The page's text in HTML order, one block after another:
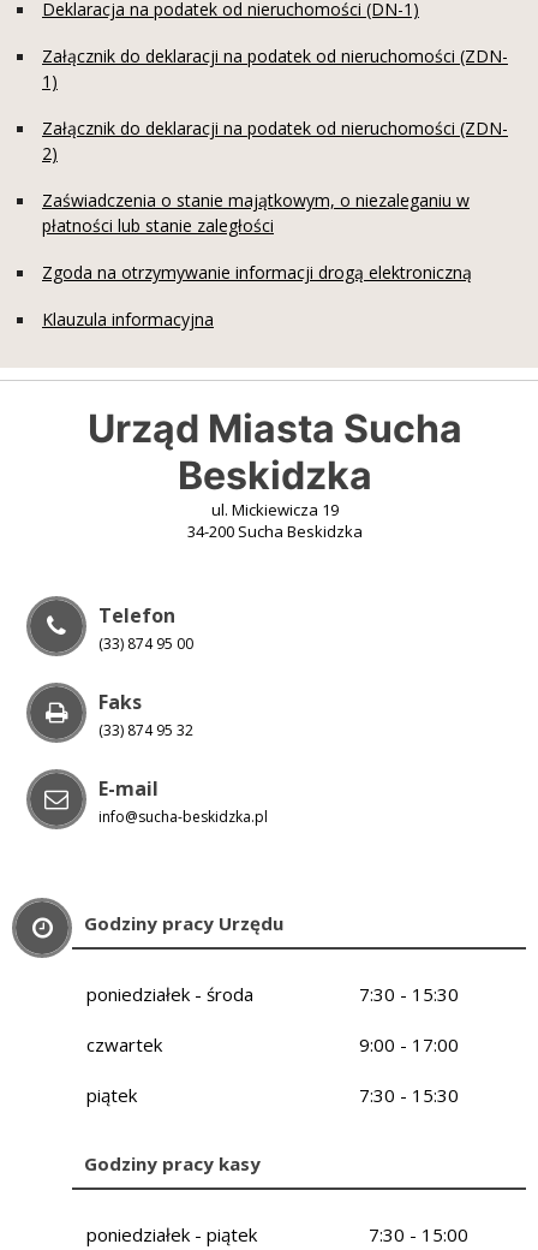
Deklaracja na podatek od nieruchomości (DN-1)
Załącznik do deklaracji na podatek od nieruchomości (ZDN-
1)
Załącznik do deklaracji na podatek od nieruchomości (ZDN-
2)
Zaświadczenia o stanie majątkowym, o niezaleganiu w
płatności lub stanie zaległości
Zgoda na otrzymywanie informacji drogą elektroniczną
Klauzula informacyjna
Urząd Miasta Sucha
Beskidzka
ul. Mickiewicza 19
34-200 Sucha Beskidzka
Telefon
(33) 874 95 00
Faks
(33) 874 95 32
E-mail
info@sucha-beskidzka.pl
Godziny pracy Urzędu
poniedziałek - środa 7:30 - 15:30
czwartek 9:00 - 17:00
piątek 7:30 - 15:30
Godziny pracy kasy
poniedziałek - piątek 7:30 - 15:00